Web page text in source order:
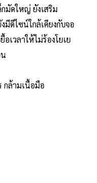
มัดใหญ่ ยังเสริม
ดีไซน์ใกล้เคียงกับจอ
เวลาให้ไม่ร้องโยเย
กล้ามเนื้อมือ